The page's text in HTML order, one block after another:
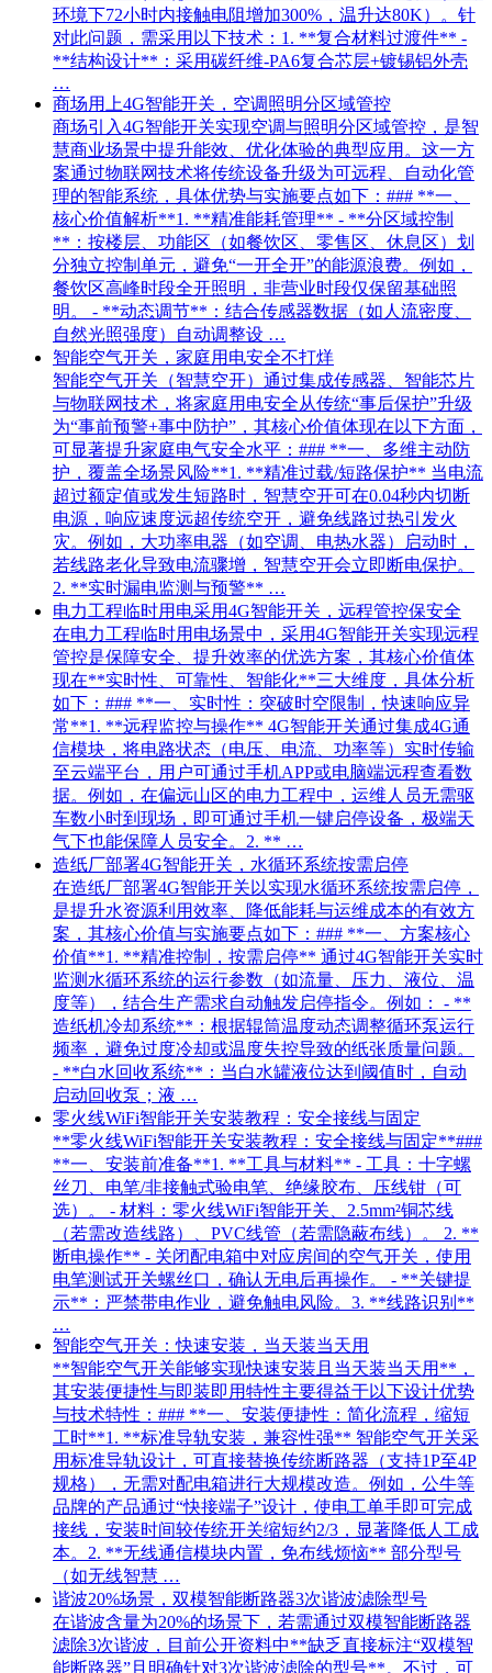
环境下72小时内接触电阻增加300%，温升达80K）。针
对此问题，需采用以下技术：1. **复合材料过渡件** -
**结构设计**：采用碳纤维-PA6复合芯层+镀锡铝外壳
…
商场用上4G智能开关，空调照明分区域管控
商场引入4G智能开关实现空调与照明分区域管控，是智
慧商业场景中提升能效、优化体验的典型应用。这一方
案通过物联网技术将传统设备升级为可远程、自动化管
理的智能系统，具体优势与实施要点如下：### **一、
核心价值解析**1. **精准能耗管理** - **分区域控制
**：按楼层、功能区（如餐饮区、零售区、休息区）划
分独立控制单元，避免“一开全开”的能源浪费。例如，
餐饮区高峰时段全开照明，非营业时段仅保留基础照
明。 - **动态调节**：结合传感器数据（如人流密度、
自然光照强度）自动调整设 …
智能空气开关，家庭用电安全不打烊
智能空气开关（智慧空开）通过集成传感器、智能芯片
与物联网技术，将家庭用电安全从传统“事后保护”升级
为“事前预警+事中防护”，其核心价值体现在以下方面，
可显著提升家庭电气安全水平：### **一、多维主动防
护，覆盖全场景风险**1. **精准过载/短路保护** 当电流
超过额定值或发生短路时，智慧空开可在0.04秒内切断
电源，响应速度远超传统空开，避免线路过热引发火
灾。例如，大功率电器（如空调、电热水器）启动时，
若线路老化导致电流骤增，智慧空开会立即断电保护。
2. **实时漏电监测与预警** …
电力工程临时用电采用4G智能开关，远程管控保安全
在电力工程临时用电场景中，采用4G智能开关实现远程
管控是保障安全、提升效率的优选方案，其核心价值体
现在**实时性、可靠性、智能化**三大维度，具体分析
如下：### **一、实时性：突破时空限制，快速响应异
常**1. **远程监控与操作** 4G智能开关通过集成4G通
信模块，将电路状态（电压、电流、功率等）实时传输
至云端平台，用户可通过手机APP或电脑端远程查看数
据。例如，在偏远山区的电力工程中，运维人员无需驱
车数小时到现场，即可通过手机一键启停设备，极端天
气下也能保障人员安全。2. ** …
造纸厂部署4G智能开关，水循环系统按需启停
在造纸厂部署4G智能开关以实现水循环系统按需启停，
是提升水资源利用效率、降低能耗与运维成本的有效方
案，其核心价值与实施要点如下：### **一、方案核心
价值**1. **精准控制，按需启停** 通过4G智能开关实时
监测水循环系统的运行参数（如流量、压力、液位、温
度等），结合生产需求自动触发启停指令。例如： - **
造纸机冷却系统**：根据辊筒温度动态调整循环泵运行
频率，避免过度冷却或温度失控导致的纸张质量问题。
- **白水回收系统**：当白水罐液位达到阈值时，自动
启动回收泵；液 …
零火线WiFi智能开关安装教程：安全接线与固定
**零火线WiFi智能开关安装教程：安全接线与固定**###
**一、安装前准备**1. **工具与材料** - 工具：十字螺
丝刀、电笔/非接触式验电笔、绝缘胶布、压线钳（可
选）。 - 材料：零火线WiFi智能开关、2.5mm²铜芯线
（若需改造线路）、PVC线管（若需隐蔽布线）。 2. **
断电操作** - 关闭配电箱中对应房间的空气开关，使用
电笔测试开关螺丝口，确认无电后再操作。 - **关键提
示**：严禁带电作业，避免触电风险。3. **线路识别**
…
智能空气开关：快速安装，当天装当天用
**智能空气开关能够实现快速安装且当天装当天用**，
其安装便捷性与即装即用特性主要得益于以下设计优势
与技术特性：### **一、安装便捷性：简化流程，缩短
工时**1. **标准导轨安装，兼容性强** 智能空气开关采
用标准导轨设计，可直接替换传统断路器（支持1P至4P
规格），无需对配电箱进行大规模改造。例如，公牛等
品牌的产品通过“快接端子”设计，使电工单手即可完成
接线，安装时间较传统开关缩短约2/3，显著降低人工成
本。2. **无线通信模块内置，免布线烦恼** 部分型号
（如无线智慧 …
谐波20%场景，双模智能断路器3次谐波滤除型号
在谐波含量为20%的场景下，若需通过双模智能断路器
滤除3次谐波，目前公开资料中**缺乏直接标注“双模智
能断路器”且明确针对3次谐波滤除的型号**。不过，可